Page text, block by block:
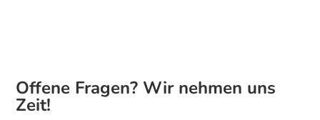
Offene Fragen? Wir nehmen uns
Zeit!